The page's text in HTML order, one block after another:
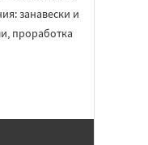
занавески и
проработка